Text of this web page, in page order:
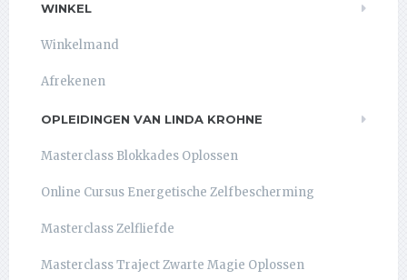
WINKEL
Winkelmand
Afrekenen
OPLEIDINGEN VAN LINDA KROHNE
Masterclass Blokkades Oplossen
Online Cursus Energetische Zelfbescherming
Masterclass Zelfliefde
Masterclass Traject Zwarte Magie Oplossen